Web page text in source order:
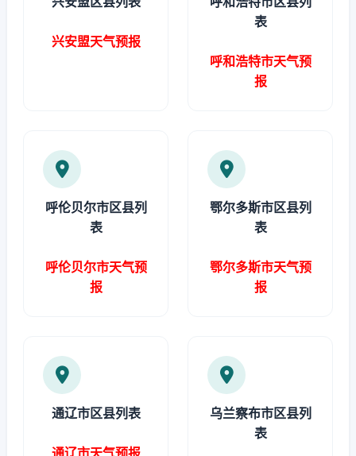
兴安盟天气预报
表
呼和浩特市天气预
报
呼伦贝尔市区县列
表
呼伦贝尔市天气预
报
鄂尔多斯市区县列
表
鄂尔多斯市天气预
报
通辽市区县列表
通辽市天气预报
乌兰察布市区县列
表